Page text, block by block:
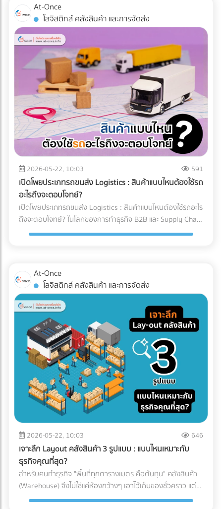
งาน ระบบระบายน้ำใต้ดิน (Subsurface Drainage): วางท่อเจาะรู
ใต้ดินเพื่อลดระดับน้ำใต้ดิน ป้องกันดินอ่อนตัว บ่อพักน้ำและปั๊ม
น้ำ (Retention Ponds & Pump Stations): สร้างบ่อพักน้ำ
ชั่วคราวในจุดที่ต่ำที่สุด และใช้ปั๊มน้ำบาดาลหรือเครื่องสูบน้ำขนาด
ใหญ่ สูบน้ำออกสู่แหล่งน้ำสาธารณะอย่างรวดเร็ว ผลลัพธ์ที่ได้
และคำแนะนำสำหรับ Site Manager จากการวางระบบระบายน้ำ
อย่างรัดกุม โครงการสามารถดำเนินงานต่อได้ 100% ตลอดฤดู
ฝน อายุการใช้งานของเครื่องจักรไม่สั้นลง และไม่มีค่าซ่อมบำรุง
ฉุกเฉิน สรุป 3 ข้อแนะนำก่อนเริ่มงาน: 1. เช็กประวัติน้ำท่วมย้อน
หลัง 2. เตรียมเนินดินหรือพื้นที่สูงสำหรับจอดเครื่องจักรหลังเลิก
งาน 3. จัดทำแผนฉุกเฉินในการอพยพเครื่องจักร กำลังเตรียม
พื้นที่ก่อสร้าง หรือต้องการเช่าเครื่องจักรหนัก หรือวางแผน
จัดการเรื่องน้ำ? ค้นหาและเปรียบเทียบบริการได้ที่ At-Once
แพลตฟอร์มรวมธุรกิจ B2B อันดับหนึ่งของไทย
และเสียต้นทุน ในปี 2026 AI ตรวจสอบคุณภาพ และ Machine
Learning โรงงาน ได้เข้ามาปฏิวัติเครื่องตรวจจับสิ่งแปลกปลอม
ไปสู่ยุคใหม่ที่แม่นยำกว่าเดิมเพื่อแก้ปัญหา False Reject อย่าง
จริงจัง ซึ่งถือเป็นมาตรฐานใหม่ที่โรงงานอาหารในไทยต้องเริ่ม
ปรับตัวตามแนวทางสากลนี้ Machine Learning เปลี่ยนการ
ทำงานของเครื่อง X-ray อย่างไร? เทคโนโลยี X-ray
อุตสาหกรรมอาหาร 2026 ใช้ระบบ AI ในการทำ Anomaly
Detection (การตรวจจับความผิดปกติ) แทนที่จะตั้งค่าความหนา
แน่นแบบตายตัว AI จะเรียนรู้ภาพของอาหารที่สมบูรณ์แบบนับ
หมื่นภาพ เมื่อเจอสิ่งผิดปกติที่ซ่อนอยู่ในพื้นผิวที่ซับซ้อน (เช่น
ซีเรียล หรือถั่วรวม) AI จะประมวลผลและคัดแยกได้อย่างแม่นยำ 3
เทรนด์ความสามารถใหม่ของระบบ QC อาหารอัตโนมัติ 1. การ
ตรวจจับสิ่งแปลกปลอมความหนาแน่นต่ำ: AI ช่วยให้เครื่องสแกน
x-ray ตรวจจับพลาสติกบาง, ยาง, หรือกระดูกอ่อนในเนื้อสัตว์
ซึ่งเป็นสิ่งที่รังสี X-ray แบบเดิมมักจะมองข้าม 2. ตรวจสอบบรรจุ
ภัณฑ์และน้ำหนักในขั้นตอนเดียว: เครื่อง X-ray ยุคใหม่สามารถ
ตรวจสอบรอยซีลรั่ว สินค้าแหว่งหาย และเช็กน้ำหนักรวมไปพร้อม
กับการหาสิ่งแปลกปลอมในเสี้ยววินาที 3. Data Analytics &
Cloud Monitoring: เชื่อมต่อข้อมูลขึ้น Cloud แบบ Real-time
ทำให้ผู้จัดการโรงงานรู้ได้ทันทีว่าของเสียเกิดจากไลน์ผลิตไหน
รูปธรรม และผ่านมาตรฐานระดับโลกอย่าง HACCP, GMP หรือ
BRC ได้ง่ายขึ้น ต้องการอัปเกรดเทคโนโลยีตรวจสอบคุณภาพใน
โรงงานอาหาร? ค้นหาตัวแทนจำหน่ายเครื่องจักร และผู้ให้บริการ
ระบบ Inspection Systems ระดับอุตสาหกรรม ที่ At-Once
At-Once
โลจิสติกส์ คลังสินค้า และการจัดส่ง
2026-05-22, 10:03 591
เปิดโพยประเภทรถขนส่ง Logistics : สินค้าแบบไหนต้องใช้รถ
อะไรถึงจะตอบโจทย์?
เปิดโพยประเภทรถขนส่ง Logistics : สินค้าแบบไหนต้องใช้รถอะไร
ถึงจะตอบโจทย์? ในโลกของการทำธุรกิจ B2B และ Supply Chain
การขนส่งสินค้าไม่ใช่แค่การนำของจากจุด A ไปส่งที่จุด B แต่คือ
ปลาย หรือบางครั้งเลือกใช้รถผิดประเภทจนสินค้าเสียหายระหว่าง
ทาง (เช่น โดนฝนสาด หรืออุณหภูมิเปลี่ยน) บทความนี้จะพาคุณ
ไปกางโพย ประเภทรถขนส่ง Logistics เพื่อให้คุณจับคู่สินค้ากับ
ยานพาหนะได้อย่างถูกต้อง คุ้มค่า และตอบโจทย์ธุรกิจมากที่สุด
ทำไมฝ่ายจัดซื้อต้องซีเรียสเรื่อง "ประเภทรถขนส่ง"? การตัดสินใจ
เลือกรถขนส่งมีผลโดยตรงต่อกำไร (Profit Margin) ของบริษัท
เพราะรถแต่ละประเภทมีข้อจำกัดทางกฎหมายและลักษณะทาง
กายภาพที่ต่างกัน: กฎหมายน้ำหนักบรรทุก: รถแต่ละคันถูกจำกัด
น้ำหนักไม่ให้เกินมาตรฐาน หากฝ่าฝืน บริษัทของคุณอาจโดนค่า
ปรับมหาศาลและเสียประวัติ ข้อจำกัดเรื่องเวลาและเส้นทาง: รถ
บรรทุกขนาดใหญ่ (ตั้งแต่ 6 ล้อขึ้นไป) จะติดช่วงเวลาห้ามวิ่งใน
เขตกรุงเทพฯ และปริมณฑล หากสินค้าคุณต้องส่งด่วน การเลือก
รถผิดอาจทำให้ผิดนัดลูกค้าได้ เปิดโพย 5 ประเภทรถขนส่งยอด
ฮิต: สินค้าแบบไหน ใช้รถอะไร? เพื่อให้เห็นภาพชัดเจน เราขอแบ่ง
ประเภทรถที่ใช้บ่อยในวงการโลจิสติกส์ออกเป็น 5 ประเภทหลัก
ดังนี้: 1. รถกระบะตอนเดียว (ตู้ทึบ / คอก) ราชาแห่งความคล่อง
ตัว วิ่งได้ตลอด 24 ชั่วโมง โดยไม่มีข้อจำกัดด้านเวลา เเละบรรทุก
น้ำหนักได้ประมาณ 1-2 ตัน (ขึ้นอยู่กับโครงสร้างและการดัดแปลง
ของรถ ) ตู้ทึบ: เหมาะกับสินค้าที่ต้องการการปกป้องจากแดด ฝน
และฝุ่นละออง 100% คอกเหล็ก: เหมาะกับสินค้าที่รูปทรงไม่
At-Once
โลจิสติกส์ คลังสินค้า และการจัดส่ง
2026-05-22, 10:03 646
เจาะลึก Layout คลังสินค้า 3 รูปแบบ : แบบไหนเหมาะกับ
ธุรกิจคุณที่สุด?
สำหรับคนทำธุรกิจ "พื้นที่ทุกตารางเมตร คือต้นทุน" คลังสินค้า
(Warehouse) จึงไม่ใช่แค่ห้องกว้างๆ เอาไว้เก็บของชั่วคราว แต่
เป็นหัวใจสำคัญของระบบ Supply Chain พอๆกับการจัดการคลัง